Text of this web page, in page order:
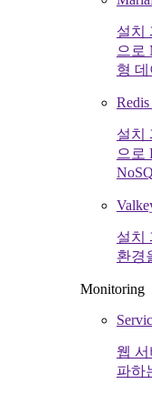
설치
으로
형
Redis
설치
으로
설치
환경
Monitoring
웹
파하